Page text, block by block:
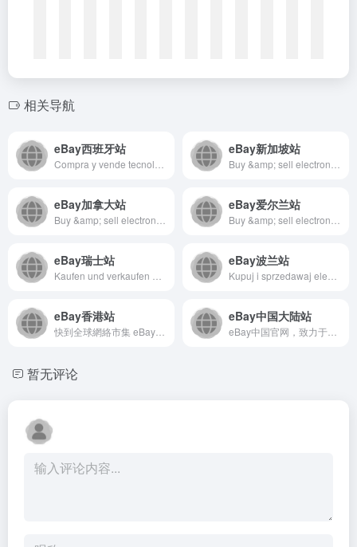
相关导航
eBay西班牙站 eBay新加坡站
eBay加拿大站 eBay爱尔兰站
eBay瑞士站 eBay波兰站
eBay香港站 eBay中国大陆站
暂无评论